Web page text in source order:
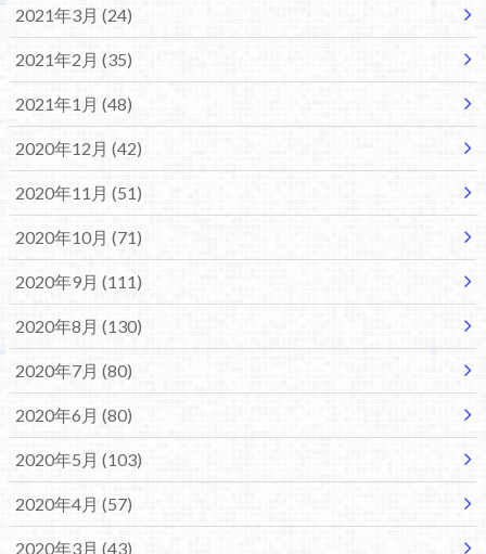
2021年3月 (24)
2021年2月 (35)
2021年1月 (48)
2020年12月 (42)
2020年11月 (51)
2020年10月 (71)
2020年9月 (111)
2020年8月 (130)
2020年7月 (80)
2020年6月 (80)
2020年5月 (103)
2020年4月 (57)
2020年3月 (43)